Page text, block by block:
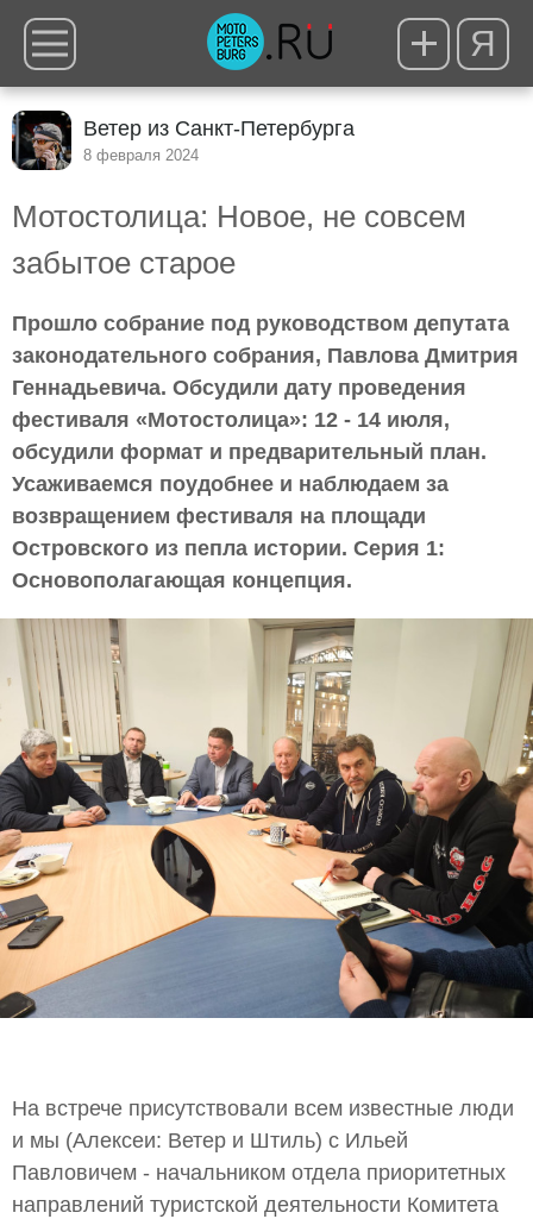
Я
Ветер из Санкт-Петербурга
8 февраля 2024
Мотостолица: Новое, не совсем
забытое старое
Прошло собрание под руководством депутата
законодательного собрания, Павлова Дмитрия
Геннадьевича. Обсудили дату проведения
фестиваля «Мотостолица»: 12 - 14 июля,
обсудили формат и предварительный план.
Усаживаемся поудобнее и наблюдаем за
возвращением фестиваля на площади
Островского из пепла истории. Серия 1:
Основополагающая концепция.
На встрече присутствовали всем известные люди
и мы (Алексеи: Ветер и Штиль) с Ильей
Павловичем - начальником отдела приоритетных
направлений туристской деятельности Комитета